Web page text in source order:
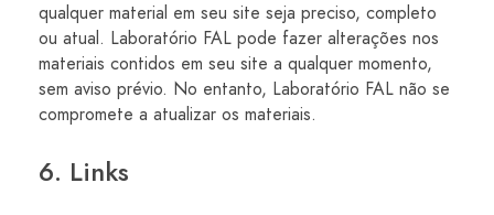
qualquer material em seu site seja preciso, completo
ou atual. Laboratório FAL pode fazer alterações nos
materiais contidos em seu site a qualquer momento,
sem aviso prévio. No entanto, Laboratório FAL não se
compromete a atualizar os materiais.
6. Links